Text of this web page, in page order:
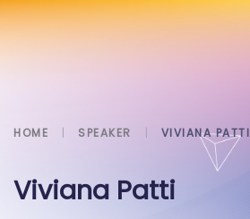
HOME SPEAKER VIVIANA PATTI
Viviana Patti